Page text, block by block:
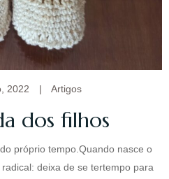
2022 | Artigos
dos filhos
próprio tempo.Quando nasce o
deixa de se tertempo para
tia, cunhada, amiga,